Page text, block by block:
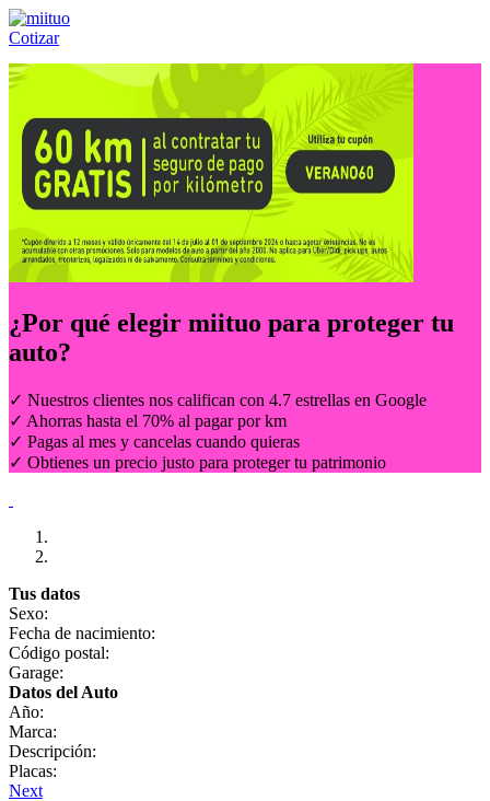
Cotizar
Llámanos al:(55) 84-21-05-00 ó
¿Por qué elegir miituo para proteger tu
auto?
✓ Nuestros clientes nos califican con 4.7 estrellas en Google
✓ Ahorras hasta el 70% al pagar por km
✓ Pagas al mes y cancelas cuando quieras
✓ Obtienes un precio justo para proteger tu patrimonio
Tus datos
Sexo:
Fecha de nacimiento:
Código postal:
Garage:
Datos del Auto
Año:
Marca:
Descripción:
Placas:
Next